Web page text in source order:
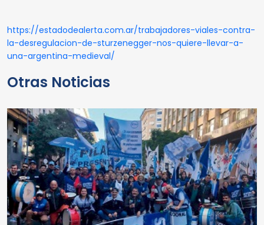
https://estadodealerta.com.ar/trabajadores-viales-contra-
la-desregulacion-de-sturzenegger-nos-quiere-llevar-a-
una-argentina-medieval/
Otras Noticias